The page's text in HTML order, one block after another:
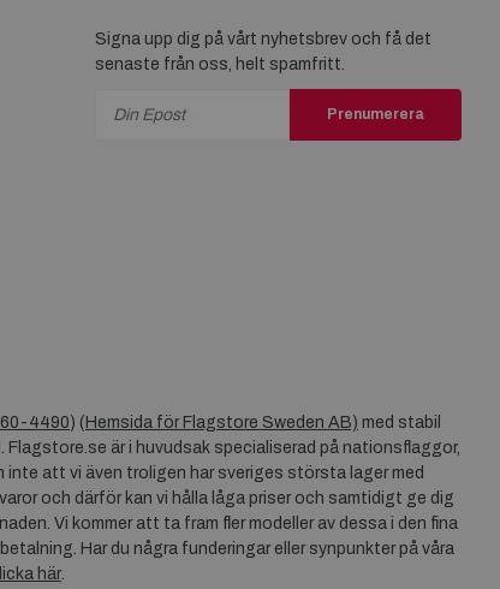
Signa upp dig på vårt nyhetsbrev och få det
senaste från oss, helt spamfritt.
Prenumerera
4490) ( Hemsida för Flagstore Sweden AB) med stabil
är i huvudsak specialiserad på nationsflaggor,
att vi även troligen har sveriges största lager med
och därför kan vi hålla låga priser och samtidigt ge dig
Vi kommer att ta fram fler modeller av dessa i den fina
Har du några funderingar eller synpunkter på våra
här.